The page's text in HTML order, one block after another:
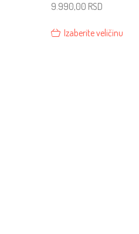
9.990,00 RSD
Izaberite veličinu